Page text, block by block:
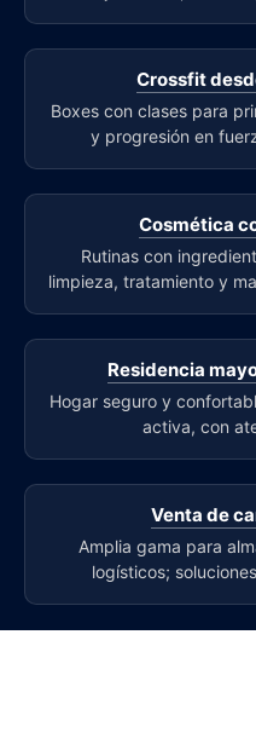
Crossfit
Boxes con clases para
y progresión en
Cosmética
Rutinas con
limpieza, tratamiento y
Residencia
Hogar seguro y
activa, con
Venta de
Amplia gama para
logísticos;